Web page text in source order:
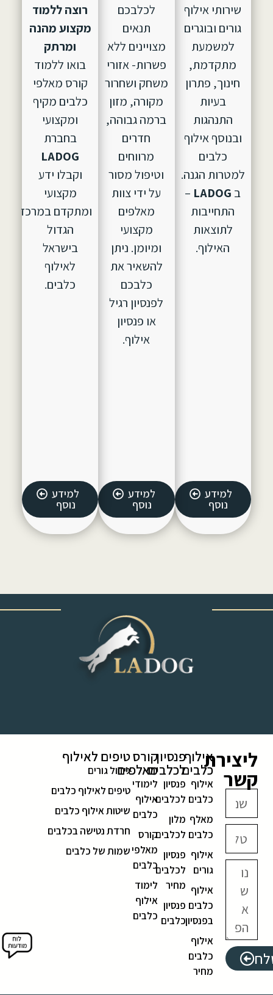
שירותי אילוף
גורים ובוגרים
למשמעת
מתקדמת,
חינוך, פתרון
בעיות
התנהגות
ובנוסף אילוף
כלבים
למטרות הגנה.
ב LADOG
–
התחייבות
לתוצאות
האילוף.
למידע
נוסף
לכלבכם
תנאים
מצויינים ללא
פשרות- אזורי
משחק ושחרור
מקורה, מזון
ברמה גבוהה,
חדרים
מרווחים
וטיפול מסור
על ידי צוות
מאלפים
מקצועי
ומיומן. ניתן
להשאיר את
כלבכם
לפנסיון רגיל
או פנסיון
אילוף.
למידע
נוסף
רוצה ללמוד
מקצוע מהנה
ומרתק
בואו ללמוד
קורס מאלפי
כלבים מקיף
ומקצועי
בחברת
LADOG
וקבלו ידע
מקצועי
ומתקדם במרכז
הגדול
בישראל
לאילוף
כלבים.
למידע
נוסף
ליצירת
קשר
אילוף
כלבים
אילוף
כלבים
מאלף
כלבים
אילוף
גורים
אילוף
כלבים
בפנסיון
אילוף
כלבים
מחיר
פנסיון
לכלבים
פנסיון
לכלבים
מלון
לכלבים
פנסיון
לכלבים
מחיר
פנסיון
כלבים
קורס
מאלפים
לימודי
אילוף
כלבים
קורס
מאלפי
כלבים
לימוד
אילוף
כלבים
טיפים לאילוף
גידול גורים
טיפים לאילוף כלבים
שיטות אילוף כלבים
חרדת נטישה בכלבים
שמות של כלבים